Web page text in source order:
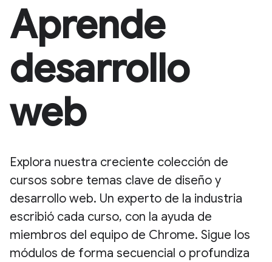
Aprende
desarrollo
web
Explora nuestra creciente colección de
cursos sobre temas clave de diseño y
desarrollo web. Un experto de la industria
escribió cada curso, con la ayuda de
miembros del equipo de Chrome. Sigue los
módulos de forma secuencial o profundiza